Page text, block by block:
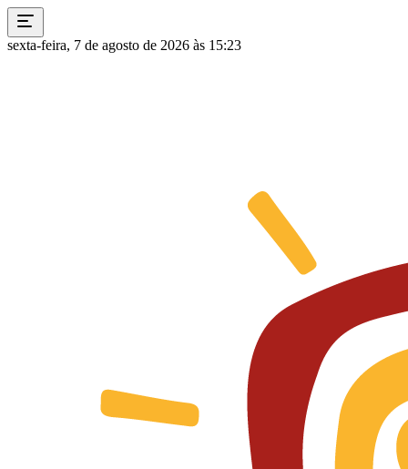
sexta-feira, 7 de agosto de 2026 às 15:23